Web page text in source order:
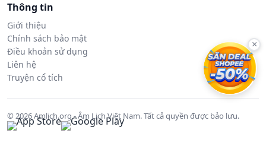
Thông tin
Giới thiệu
Chính sách bảo mật
Điều khoản sử dụng
Liên hệ
Truyện cổ tích
© 2026 Amlich.org - Âm Lịch Việt Nam. Tất cả quyền được bảo lưu.
×